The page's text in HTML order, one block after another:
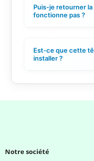
Puis-je retourner
fonctionne pas ?
Est-ce que cette
installer ?
Notre société